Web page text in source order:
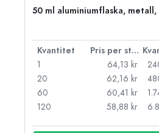
50 ml aluminiumflaska,
Kvantitet Pris per styck
1
64,13 kr
20
62,16 kr
60
60,41 kr
120
58,88 kr